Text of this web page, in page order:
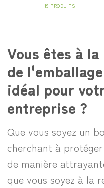
19 PRODUITS
Vous êtes à
de
idéal pour
entreprise ?
Que vous soyez un
cherchant à
de manière
que vous soyez à la